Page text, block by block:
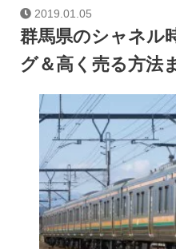
2019.01.05
群馬県のシャネル
グ＆高く売る方法